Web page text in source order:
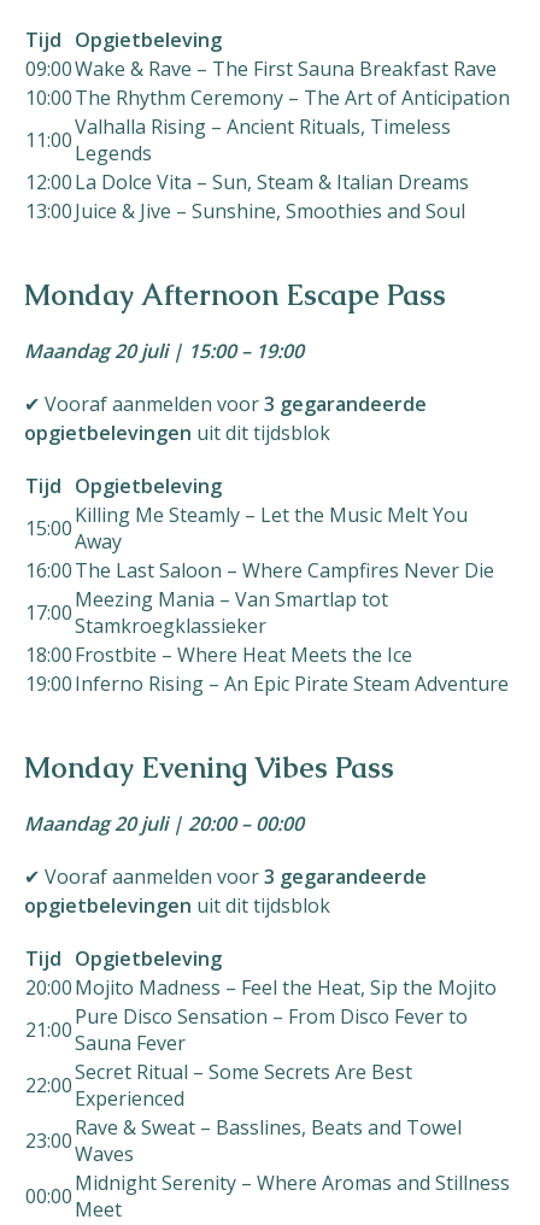
Tijd Opgietbeleving
09:00Wake & Rave – The First Sauna Breakfast Rave
10:00The Rhythm Ceremony – The Art of Anticipation
11:00Valhalla Rising – Ancient Rituals, Timeless
Legends
12:00La Dolce Vita – Sun, Steam & Italian Dreams
13:00Juice & Jive – Sunshine, Smoothies and Soul
Monday Afternoon Escape Pass
Maandag 20 juli | 15:00 – 19:00
✔ Vooraf aanmelden voor3 gegarandeerde
opgietbelevingen uit dit tijdsblok
Tijd Opgietbeleving
15:00Killing Me Steamly – Let the Music Melt You
Away
16:00The Last Saloon – Where Campfires Never Die
17:00Meezing Mania – Van Smartlap tot
Stamkroegklassieker
18:00Frostbite – Where Heat Meets the Ice
19:00Inferno Rising – An Epic Pirate Steam Adventure
Monday Evening Vibes Pass
Maandag 20 juli | 20:00 – 00:00
✔ Vooraf aanmelden voor3 gegarandeerde
opgietbelevingen uit dit tijdsblok
Tijd Opgietbeleving
20:00Mojito Madness – Feel the Heat, Sip the Mojito
21:00Pure Disco Sensation – From Disco Fever to
Sauna Fever
22:00Secret Ritual – Some Secrets Are Best
Experienced
23:00Rave & Sweat – Basslines, Beats and Towel
Waves
00:00Midnight Serenity – Where Aromas and Stillness
Meet